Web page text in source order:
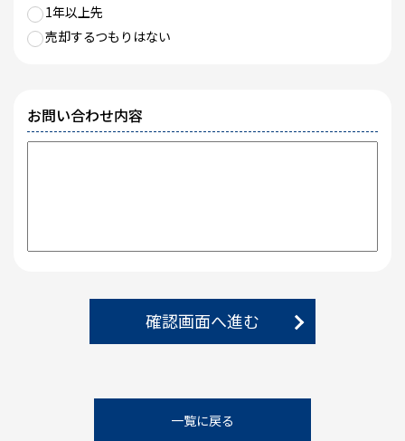
1年以上先
売却するつもりはない
お問い合わせ内容
確認画面へ進む
一覧に戻る